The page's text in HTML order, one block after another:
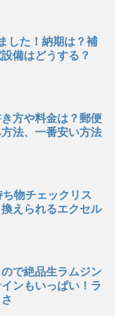
した！納期は？補
備はどうする？
方や料金は？郵便
法、一番安い方法
ち物チェックリス
えられるエクセル
ので絶品生ラムジン
ンもいっぱい！ラ